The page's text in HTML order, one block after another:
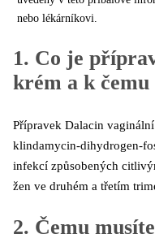
nebo lékárníkovi.
1. Co je
krém a k čemu
Přípravek Dalacin
klindamycin-dihydrogen-
infekcí způsobených
žen ve druhém a třetím
2. Čemu